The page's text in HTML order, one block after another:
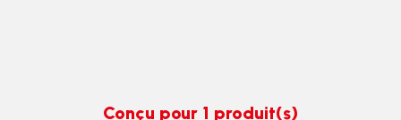
Conçu pour 1 produit(s)